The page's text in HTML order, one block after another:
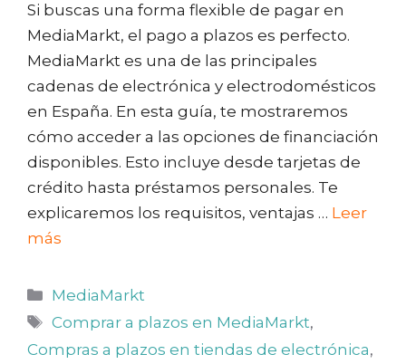
Si buscas una forma flexible de pagar en
MediaMarkt, el pago a plazos es perfecto.
MediaMarkt es una de las principales
cadenas de electrónica y electrodomésticos
en España. En esta guía, te mostraremos
cómo acceder a las opciones de financiación
disponibles. Esto incluye desde tarjetas de
crédito hasta préstamos personales. Te
explicaremos los requisitos, ventajas … Leer
más
Categorías
MediaMarkt
Etiquetas
Comprar a plazos en MediaMarkt,
Compras a plazos en tiendas de electrónica,